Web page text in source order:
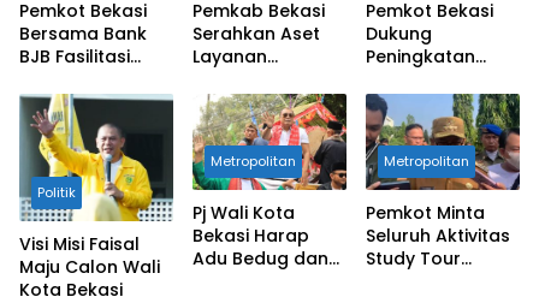
Pemkot Bekasi
Bersama Bank
BJB Fasilitasi
Sarana Olahraga
untuk Warga
Masyarakat
Pemkab Bekasi
Serahkan Aset
Layanan
Bhagasasi ke
Pemkot Bekasi
Pemkot Bekasi
Dukung
Peningkatan
oleh Bank
Syariah
Indonesia
Politik
Visi Misi Faisal
Maju Calon Wali
Kota Bekasi
Metropolitan
Pj Wali Kota
Bekasi Harap
Adu Bedug dan
Metropolitan
Pemkot Minta
Seluruh Aktivitas
Study Tour